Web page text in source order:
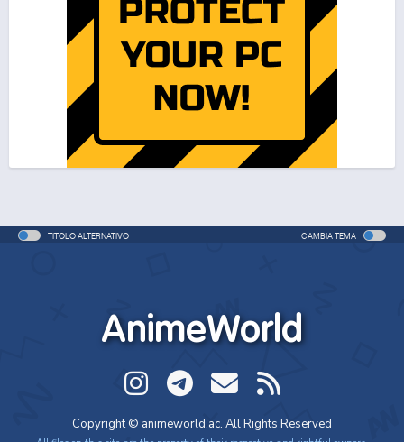
TITOLO ALTERNATIVO CAMBIA TEMA
AnimeWorld
Copyright © animeworld.ac. All Rights Reserved